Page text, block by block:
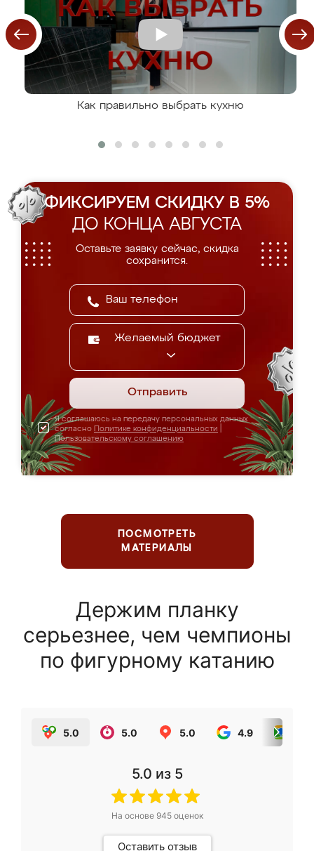
Как правильно выбрать кухню
ФИКСИРУЕМ СКИДКУ В 5%
ДО КОНЦА АВГУСТА
Оставьте заявку сейчас, скидка
сохранится.
Желаемый бюджет
Отправить
Я соглашаюсь на передачу персональных данных
согласно Политике конфиденциальности
Пользовательскому соглашению
ПОСМОТРЕТЬ
МАТЕРИАЛЫ
Держим планку
серьезнее, чем чемпионы
по фигурному катанию
5.0 5.0 5.0 4.9
5.0 из 5
На основе 945оценок
Оставить отзыв